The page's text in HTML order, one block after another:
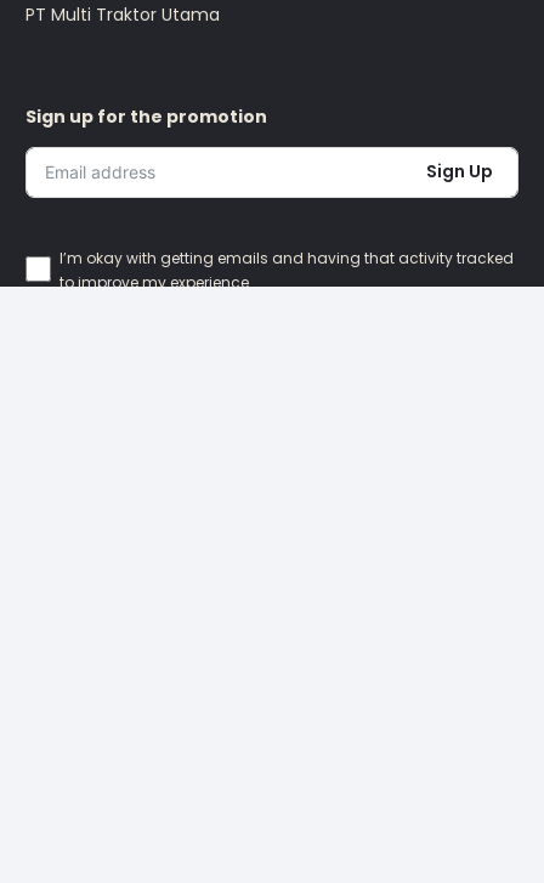
PT Multi Traktor Utama
Sign up for the promotion
Sign Up
I’m okay with getting emails and having that activity tracked
to improve my experience.